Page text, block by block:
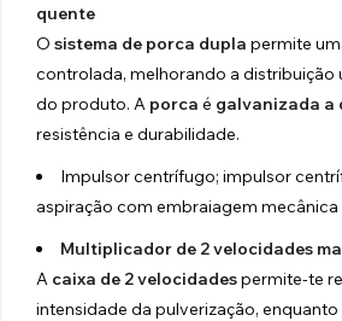
quente
O sistema de porca dupla permite
controlada, melhorando a distribuição
do produto. A porca é galvanizada a
resistência e durabilidade.
Impulsor centrífugo; impulsor
aspiração com embraiagem
Multiplicador de 2 velocidades
A caixa de 2 velocidadespermite-te
intensidade da pulverização, enquanto